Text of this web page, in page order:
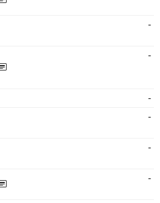
-
-
-
-
-
-